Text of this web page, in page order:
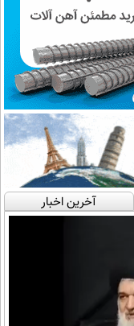
آخرین اخبار